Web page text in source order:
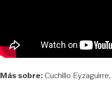
Más sobre:Cuchillo Eyzaguirre